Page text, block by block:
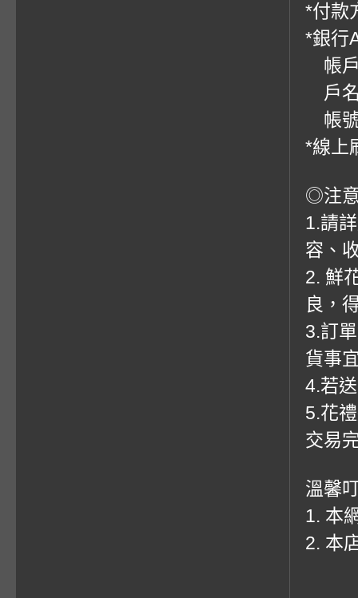
*付款
*銀行
帳戶
戶
帳
*線上
◎注
1.請
容、
2. 鮮
良，
3.訂
貨事
4.若
5.花
交易
溫馨
1. 本
2. 本